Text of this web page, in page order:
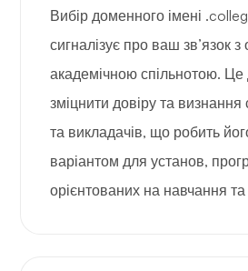
Вибір доменного імені
сигналізує про ваш зв’язок з
академічною спільнотою.
зміцнити довіру та визнання
та викладачів, що робить
варіантом для установ,
орієнтованих на навчання та